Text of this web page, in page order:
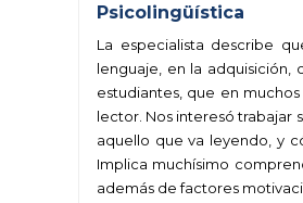
Psicolingüística
La especialista describe
lenguaje, en la
estudiantes, que en muchos
lector. Nos interesó trabajar
aquello que va leyendo, y
Implica muchísimo
además de factores